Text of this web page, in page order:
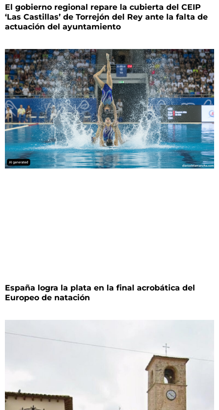
El gobierno regional repare la cubierta del CEIP
‘Las Castillas’ de Torrejón del Rey ante la falta de
actuación del ayuntamiento
España logra la plata en la final acrobática del
Europeo de natación